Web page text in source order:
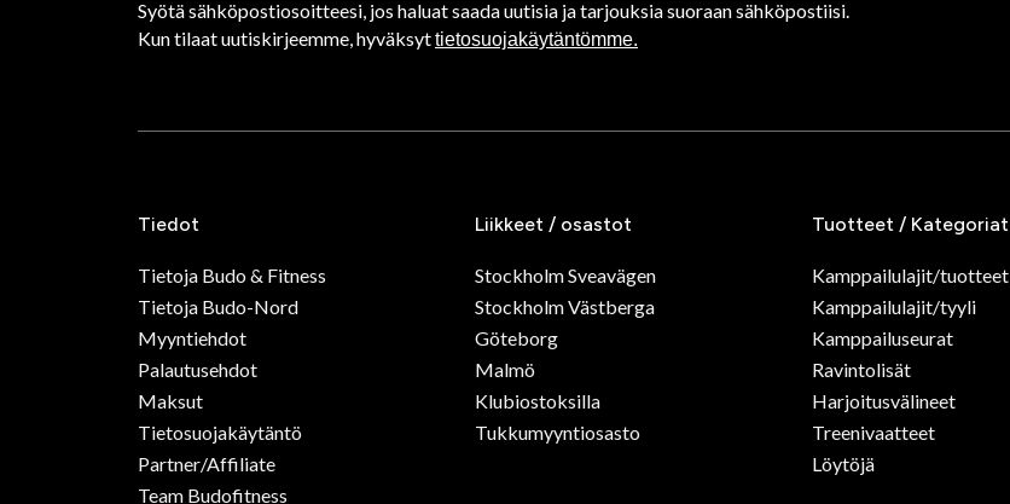
Syötä sähköpostiosoitteesi, jos haluat saada uutisia ja tarjouksia suoraan sähköpostiisi.
Kun tilaat uutiskirjeemme, hyväksyttietosuojakäytäntömme.
Tiedot
Tietoja Budo & Fitness
Tietoja Budo-Nord
Myyntiehdot
Palautusehdot
Maksut
Tietosuojakäytäntö
Partner/Affiliate
Team Budofitness
Liikkeet / osastot
Stockholm Sveavägen
Stockholm Västberga
Göteborg
Malmö
Klubiostoksilla
Tukkumyyntiosasto
Tuotteet / Kategoriat
Kamppailulajit/tuotteet
Kamppailulajit/tyyli
Kamppailuseurat
Ravintolisät
Harjoitusvälineet
Treenivaatteet
Löytöjä